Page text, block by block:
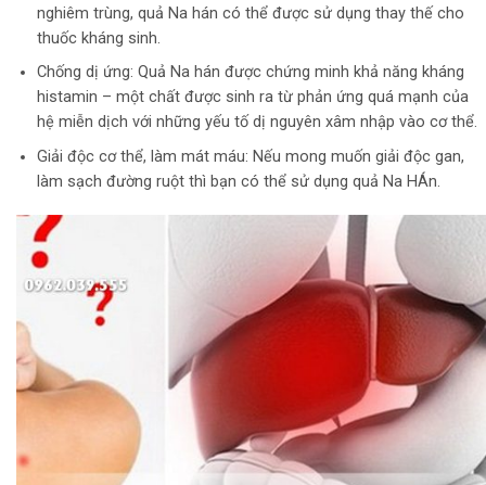
nghiêm trùng, quả Na hán có thể được sử dụng thay thế cho
thuốc kháng sinh.
Chống dị ứng: Quả Na hán được chứng minh khả năng kháng
histamin – một chất được sinh ra từ phản ứng quá mạnh của
hệ miễn dịch với những yếu tố dị nguyên xâm nhập vào cơ thể.
Giải độc cơ thể, làm mát máu: Nếu mong muốn giải độc gan,
làm sạch đường ruột thì bạn có thể sử dụng quả Na HÁn.